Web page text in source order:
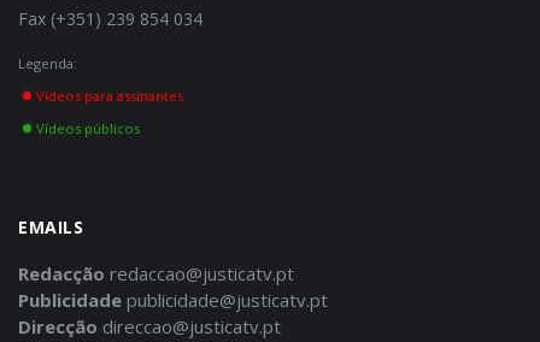
Fax (+351) 239 854 034
Legenda:
Vídeos para assinantes
Vídeos públicos
EMAILS
Redacção redaccao@justicatv.pt
Publicidade publicidade@justicatv.pt
Direcção direccao@justicatv.pt